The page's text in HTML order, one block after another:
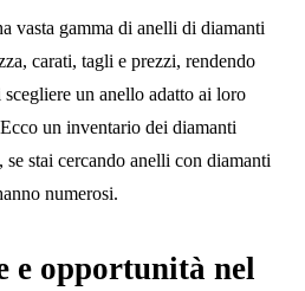
vasta gamma di anelli di diamanti
carati, tagli e prezzi, rendendo
un anello adatto ai loro
un inventario dei diamanti
stai cercando anelli con diamanti
numerosi.
e opportunità nel